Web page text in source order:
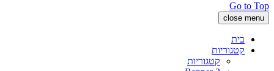
Go to Top
close menu
בית
קטגוריות
קטגוריות